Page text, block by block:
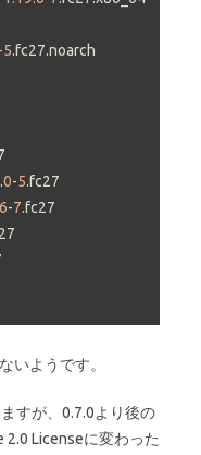
5
.0-5.fc27
6-7.fc27
いようです。
すが、0.7.0より後の
Licenseに変わった